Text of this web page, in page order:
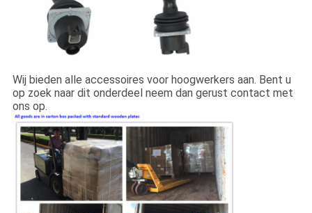
Wij bieden alle accessoires voor hoogwerkers aan. Bent u
op zoek naar dit onderdeel neem dan gerust contact met
ons op.